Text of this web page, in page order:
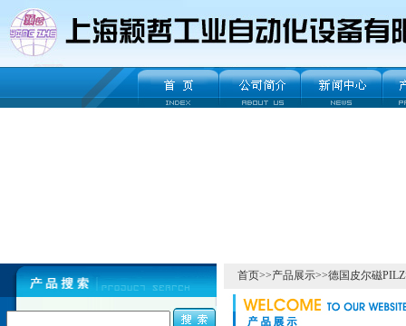
首页>>产品展示>>德国皮尔磁PILZ